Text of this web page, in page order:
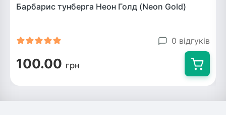
Барбарис тунберга Неон Голд (Neon Gold)
0 відгуків
100.00 грн